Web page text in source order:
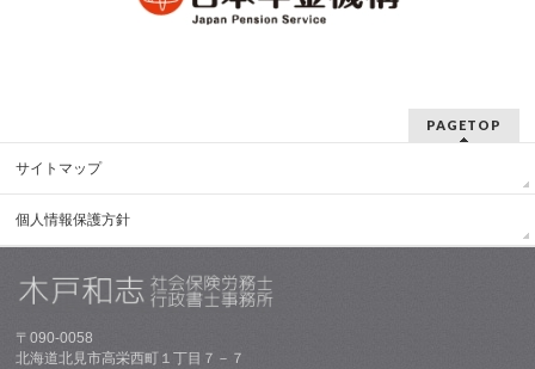
PAGETOP
サイトマップ
個人情報保護方針
〒090-0058
北海道北見市高栄西町１丁目７－７